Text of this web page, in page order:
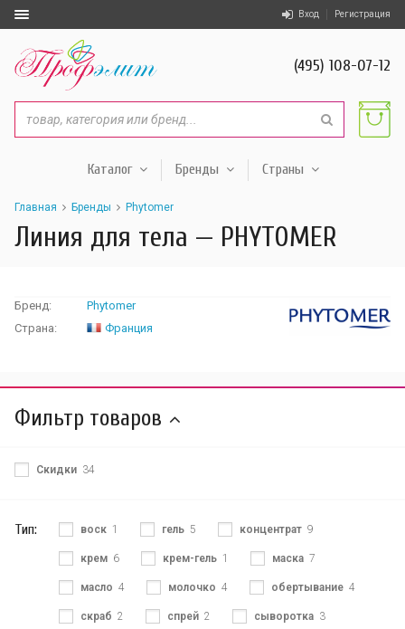
Вход Регистрация
(495) 108-07-12
Каталог Бренды Страны
Главная Бренды Phytomer
Линия для тела — PHYTOMER
Бренд:
Phytomer
Страна:
Франция
Фильтр товаров
Скидки 34
Тип: воск 1 гель 5 концентрат 9
крем 6 крем-гель 1 маска 7
масло 4 молочко 4 обертывание 4
скраб 2 спрей 2 сыворотка 3